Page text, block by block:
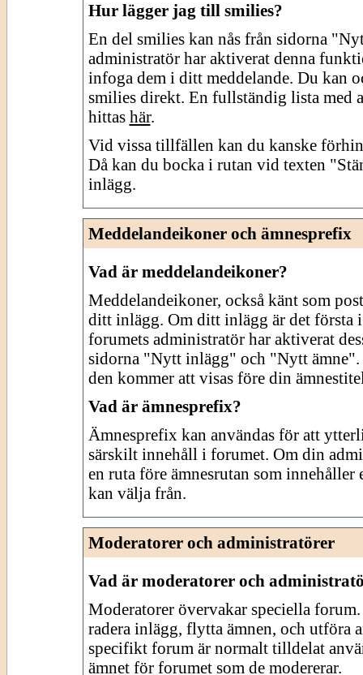
Hur lägger jag till smilies?
En del smilies kan nås från sidorna
administratör har aktiverat denna
infoga dem i ditt meddelande. Du kan
smilies direkt. En fullständig lista med
hittas här.
Vid vissa tillfällen kan du kanske
Då kan du bocka i rutan vid texten
inlägg.
Meddelandeikoner och ämnesprefix
Vad är meddelandeikoner?
Meddelandeikoner, också känt som
ditt inlägg. Om ditt inlägg är det första i
forumets administratör har aktiverat
sidorna "Nytt inlägg" och "Nytt
den kommer att visas före din
Vad är ämnesprefix?
Ämnesprefix kan användas för att
särskilt innehåll i forumet. Om din
en ruta före ämnesrutan som
kan välja från.
Moderatorer och administratörer
Vad är moderatorer och
Moderatorer övervakar speciella
radera inlägg, flytta ämnen, och utföra
specifikt forum är normalt tilldelat
ämnet för forumet som de modererar.